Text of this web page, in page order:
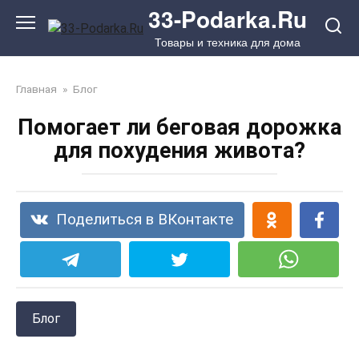
33-Podarka.Ru
Товары и техника для дома
Главная » Блог
Помогает ли беговая дорожка
для похудения живота?
Поделиться в ВКонтакте
Блог